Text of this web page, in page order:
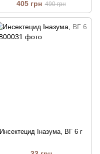
405 грн 490 грн
Инсектецид Іназума, ВГ 6 г